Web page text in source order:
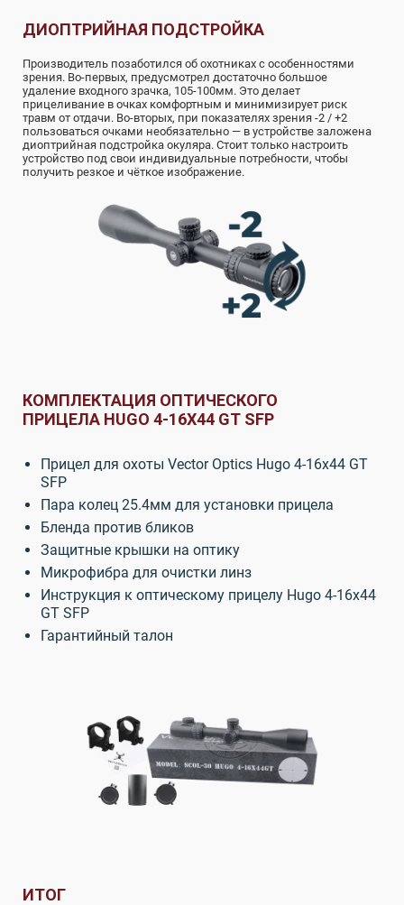
ДИОПТРИЙНАЯ ПОДСТРОЙКА
Производитель позаботился об охотниках с особенностями
зрения. Во-первых, предусмотрел достаточно большое
удаление входного зрачка, 105-100мм. Это делает
прицеливание в очках комфортным и минимизирует риск
травм от отдачи. Во-вторых, при показателях зрения -2 / +2
пользоваться очками необязательно — в устройстве заложена
диоптрийная подстройка окуляра. Стоит только настроить
устройство под свои индивидуальные потребности, чтобы
получить резкое и чёткое изображение.
КОМПЛЕКТАЦИЯ ОПТИЧЕСКОГО
ПРИЦЕЛА HUGO 4-16X44 GT SFP
Прицел для охоты Vector Optics Hugo 4-16x44 GT
SFP
Пара колец 25.4мм для установки прицела
Бленда против бликов
Защитные крышки на оптику
Микрофибра для очистки линз
Инструкция к оптическому прицелу Hugo 4-16x44
GT SFP
Гарантийный талон
ИТОГ